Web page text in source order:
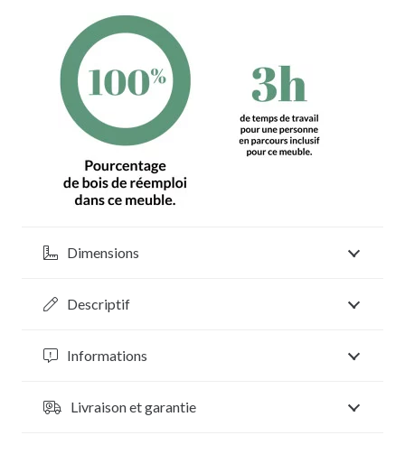
Dimensions
Descriptif
Informations
Livraison et garantie